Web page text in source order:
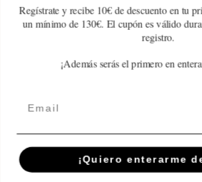
Write a review
Correo electrónico
Regístrate y recibe 10€ de descuento en tu
un mínimo de 130€. El cupón es válido
registro.
¡Además serás el primero en
¡Quiero enterarme